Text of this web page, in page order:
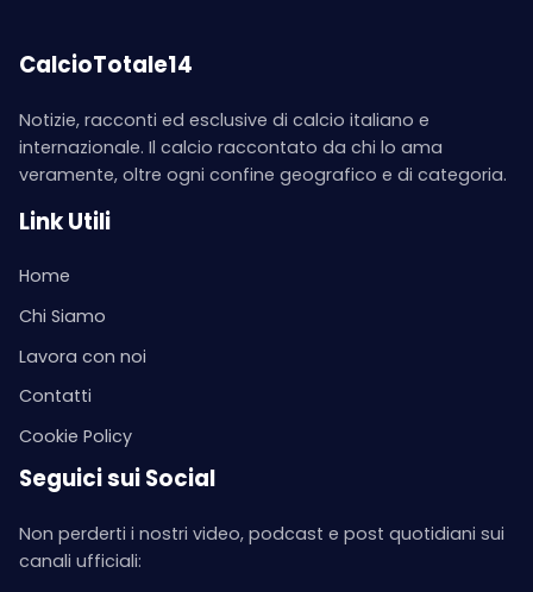
CalcioTotale14
Notizie, racconti ed esclusive di calcio italiano e
internazionale. Il calcio raccontato da chi lo ama
veramente, oltre ogni confine geografico e di categoria.
Link Utili
Home
Chi Siamo
Lavora con noi
Contatti
Cookie Policy
Seguici sui Social
Non perderti i nostri video, podcast e post quotidiani sui
canali ufficiali: